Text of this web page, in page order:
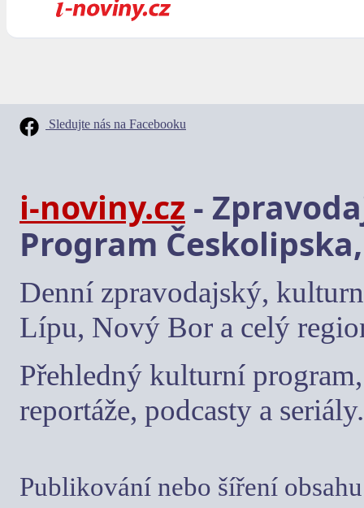
Sledujte nás na Facebooku
i-noviny.cz -
Program
Denní zpravodajský,
Lípu, Nový Bor a celý
Přehledný kulturní
reportáže, podcasty a seriály.
Publikování nebo šíření